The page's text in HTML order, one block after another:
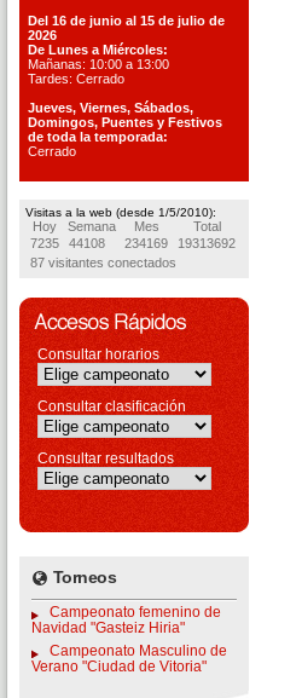
Del 16 de junio al 15 de julio de
2026
De Lunes a Miércoles:
Mañanas: 10:00 a 13:00
Tardes: Cerrado
Jueves, Viernes, Sábados,
Domingos, Puentes y Festivos
de toda la temporada:
Cerrado
Visitas a la web (desde 1/5/2010):
Hoy Semana Mes
Total
7235
44108 234169
19313692
87 visitantes conectados
Consultar horarios
Consultar clasificación
Consultar resultados
Torneos
Campeonato femenino de
Navidad "Gasteiz Hiria"
Campeonato Masculino de
Verano "Ciudad de Vitoria"